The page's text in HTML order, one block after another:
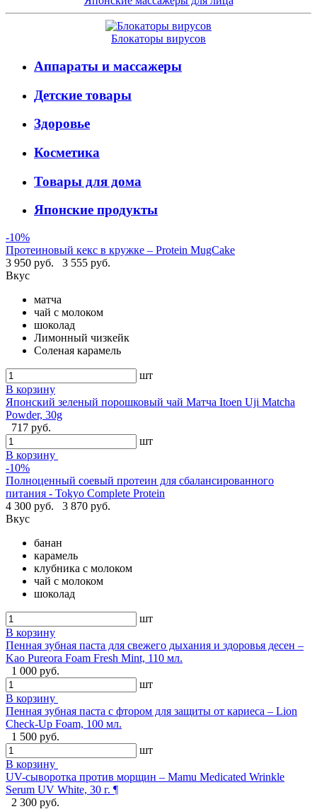
Блокаторы вирусов
Аппараты и массажеры
Детские товары
Здоровье
Косметика
Товары для дома
Японские продукты
-10%
Протеиновый кекс в кружке – Protein MugCake
3 950 руб.
3 555 руб.
Вкус
матча
чай с молоком
шоколад
Лимонный чизкейк
Соленая карамель
шт
В корзину
Японский зеленый порошковый чай Матча Itoen Uji Matcha
Powder, 30g
717 руб.
шт
В корзину
-10%
Полноценный соевый протеин для сбалансированного
питания - Tokyo Complete Protein
4 300 руб.
3 870 руб.
Вкус
банан
карамель
клубника с молоком
чай с молоком
шоколад
шт
В корзину
Пенная зубная паста для свежего дыхания и здоровья десен –
Kao Pureora Foam Fresh Mint, 110 мл.
1 000 руб.
шт
В корзину
Пенная зубная паста с фтором для защиты от кариеса – Lion
Check-Up Foam, 100 мл.
1 500 руб.
шт
В корзину
UV-сыворотка против морщин – Mamu Medicated Wrinkle
Serum UV White, 30 г. ¶
2 300 руб.